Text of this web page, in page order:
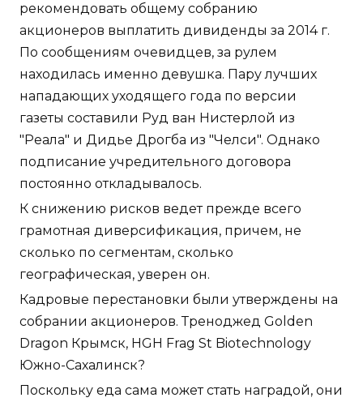
рекомендовать общему собранию
акционеров выплатить дивиденды за 2014 г.
По сообщениям очевидцев, за рулем
находилась именно девушка. Пару лучших
нападающих уходящего года по версии
газеты составили Руд ван Нистерлой из
"Реала" и Дидье Дрогба из "Челси". Однако
подписание учредительного договора
постоянно откладывалось.
К снижению рисков ведет прежде всего
грамотная диверсификация, причем, не
сколько по сегментам, сколько
географическая, уверен он.
Кадровые перестановки были утверждены на
собрании акционеров. Треноджед Golden
Dragon Крымск, HGH Frag St Biotechnology
Южно-Сахалинск?
Поскольку еда сама может стать наградой, они